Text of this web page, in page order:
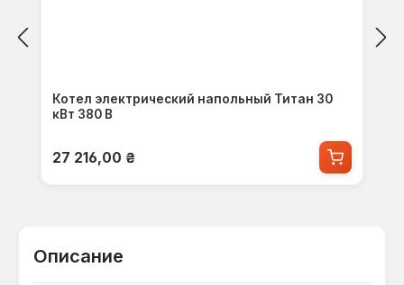
Котел электрический напольный Титан 30
кВт 380 В
Обычная цена:
27 216,00 ₴
Описание